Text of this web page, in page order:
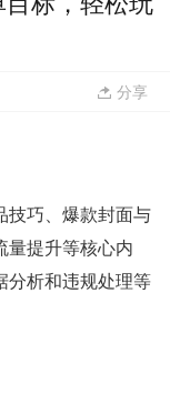
分享
技巧、爆款封面与
量提升等核心内
分析和违规处理等